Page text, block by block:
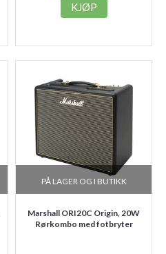
KJØP
PÅ LAGER OG I BUTIKK
Marshall ORI20C Origin, 20W
Rørkombo med fotbryter